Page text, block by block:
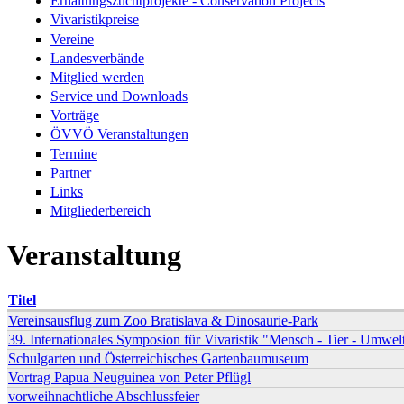
Vivaristikpreise
Vereine
Landesverbände
Mitglied werden
Service und Downloads
Vorträge
ÖVVÖ Veranstaltungen
Termine
Partner
Links
Mitgliederbereich
Veranstaltung
Titel
Vereinsausflug zum Zoo Bratislava & Dinosaurie-Park
39. Internationales Symposion für Vivaristik "Mensch - Tier -
Schulgarten und Österreichisches Gartenbaumuseum
Vortrag Papua Neuguinea von Peter Pflügl
vorweihnachtliche Abschlussfeier